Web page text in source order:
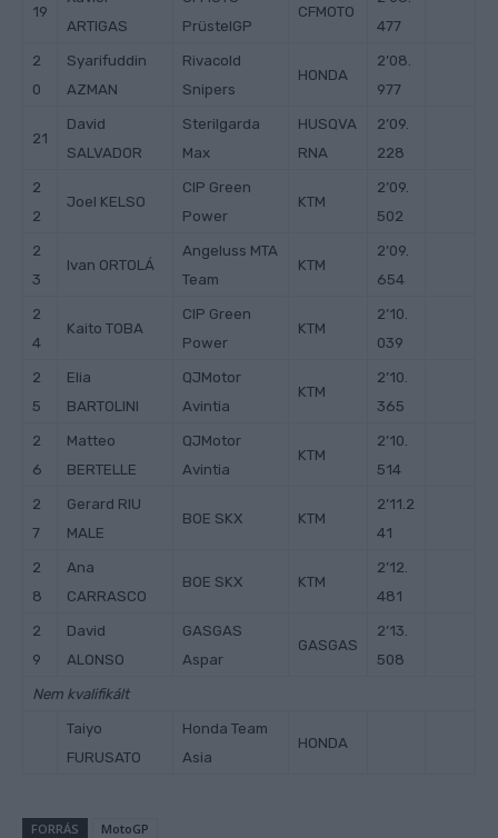
19
ARTIGAS
PrüstelGP
CFMOTO
477
2
0
Syarifuddin
AZMAN
Rivacold
Snipers
HONDA
2’08.
977
21
David
SALVADOR
Sterilgarda
Max
HUSQVA
RNA
2’09.
228
2
2
Joel KELSO
CIP Green
Power
KTM
2’09.
502
2
3
Ivan ORTOLÁ
Angeluss MTA
Team
KTM
2’09.
654
2
4
Kaito TOBA
CIP Green
Power
KTM
2’10.
039
2
5
Elia
BARTOLINI
QJMotor
Avintia
KTM
2’10.
365
2
6
Matteo
BERTELLE
QJMotor
Avintia
KTM
2’10.
514
2
7
Gerard RIU
MALE
BOE SKX KTM
2’11.2
41
2
8
Ana
CARRASCO
BOE SKX KTM
2’12.
481
2
9
David
ALONSO
GASGAS
Aspar
GASGAS
2’13.
508
Nem kvalifikált
Taiyo
FURUSATO
Honda Team
Asia
HONDA
FORRÁS
MotoGP